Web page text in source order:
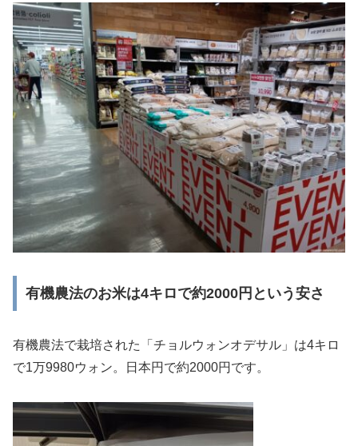
有機農法のお米は4キロで約2000円という安さ
有機農法で栽培された「チョルウォンオデサル」は4キロ
で1万9980ウォン。日本円で約2000円です。